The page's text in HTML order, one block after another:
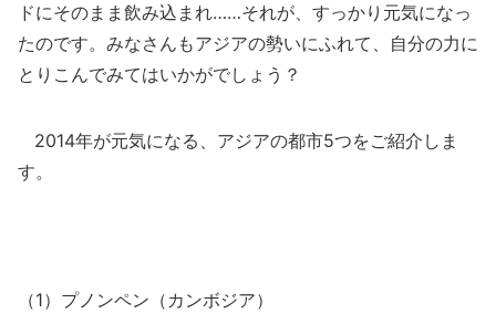
ドにそのまま飲み込まれ……それが、すっかり元気になっ
たのです。みなさんもアジアの勢いにふれて、自分の力に
とりこんでみてはいかがでしょう？
2014年が元気になる、アジアの都市5つをご紹介しま
す。
（1）プノンペン（カンボジア）